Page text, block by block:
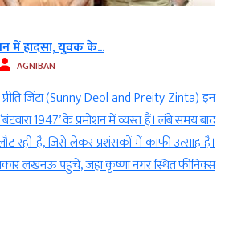
में हादसा, युवक के...
AGNIBAN
जिंटा (Sunny Deol and Preity Zinta) इन
1947’ के प्रमोशन में व्यस्त हैं। लंबे समय बाद
लौट रही है, जिसे लेकर प्रशंसकों में काफी उत्साह है।
लखनऊ पहुंचे, जहां कृष्णा नगर स्थित फीनिक्स